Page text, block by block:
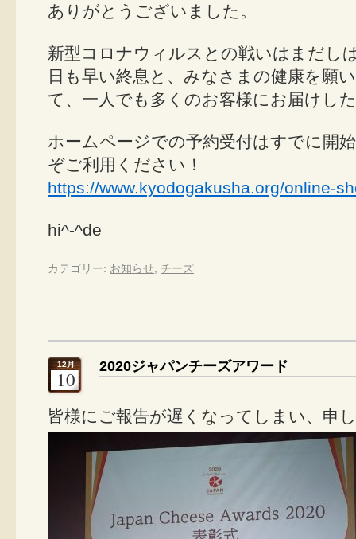
ありがとうございました。
新型コロナウィルスとの戦いはまだし
日も早い終息と、みなさまの健康を願
て、一人でも多くのお客様にお届けし
ホームページでの予約受付はすでに開
ぞご利用ください！
https://www.kyodogakusha.org/online-
hi^-^de
カテゴリー: お知らせ チーズ
12月
10
2020ジャパンチーズアワード
皆様にご報告が遅くなってしまい、申